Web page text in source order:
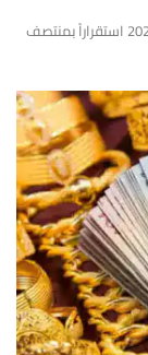
شهدت أسعار الذهب اليوم في الإمارات الثلاثاء 14 أبريل 2026 استقراراً بمنتصف